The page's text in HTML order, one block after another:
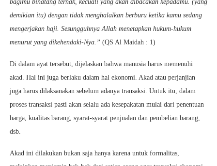
bagimu binatang ternak, kecuali yang akan dibacakan kepadamu. (yang
demikian itu) dengan tidak menghalalkan berburu ketika kamu sedang
mengerjakan haji. Sesungguhnya Allah menetapkan hukum-hukum
menurut yang dikehendaki-Nya.” (QS Al Maidah : 1)
Di dalam ayat tersebut, dijelaskan bahwa manusia harus memenuhi
akad. Hal ini juga berlaku dalam hal ekonomi. Akad atau perjanjian
juga harus dilaksanakan sebelum adanya transaksi. Untuk itu, dalam
proses transaksi pasti akan selalu ada kesepakatan mulai dari penentuan
harga, kualitas barang, syarat-syarat penjualan dan pembelian barang,
dsb.
Akad ini dilakukan bukan saja hanya karena untuk formalitas,